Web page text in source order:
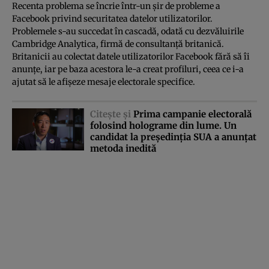
Recenta problema se încrie într-un şir de probleme a
Facebook privind securitatea datelor utilizatorilor.
Problemele s-au succedat în cascadă, odată cu dezvăluirile
Cambridge Analytica, firmă de consultanţă britanică.
Britanicii au colectat datele utilizatorilor Facebook fără să îi
anunţe, iar pe baza acestora le-a creat profiluri, ceea ce i-a
ajutat să le afişeze mesaje electorale specifice.
Citeşte şi Prima campanie electorală
folosind holograme din lume. Un
candidat la preşedinţia SUA a anunţat
metoda inedită